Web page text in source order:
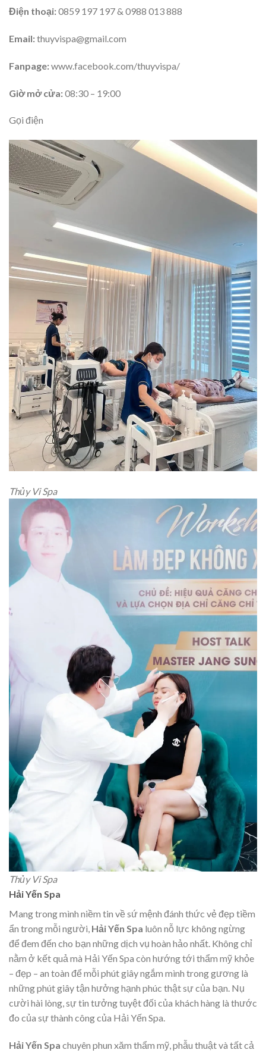
Điện thoại:0859 197 197 & 0988 013 888
Email:thuyvispa@gmail.com
Fanpage:www.facebook.com/thuyvispa/
Giờ mở cửa:08:30 – 19:00
Gọi điện
Thủy Vi Spa
Thủy Vi Spa
Hải Yến Spa
Mang trong mình niềm tin về sứ mệnh đánh thức vẻ đẹp tiềm
ẩn trong mỗi người, Hải Yến Spa luôn nỗ lực không ngừng
để đem đến cho bạn những dịch vụ hoàn hảo nhất. Không chỉ
nằm ở kết quả mà Hải Yến Spa còn hướng tới thẩm mỹ khỏe
– đẹp – an toàn để mỗi phút giây ngắm mình trong gương là
những phút giây tận hưởng hạnh phúc thật sự của bạn. Nụ
cười hài lòng, sự tin tưởng tuyệt đối của khách hàng là thước
đo của sự thành công của Hải Yến Spa.
Hải Yến Spa chuyên phun xăm thẩm mỹ, phẫu thuật và tất cả